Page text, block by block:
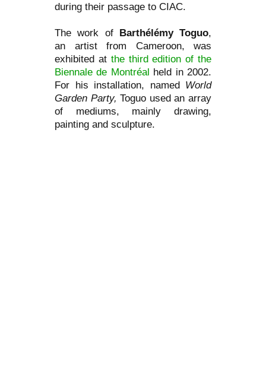
during their passage to CIAC.
The work of Barthélémy Toguo,
an artist from Cameroon, was
exhibited at the third edition of the
Biennale de Montréal held in 2002.
For his installation, named World
Garden Party, Toguo used an array
of mediums, mainly drawing,
painting and sculpture.